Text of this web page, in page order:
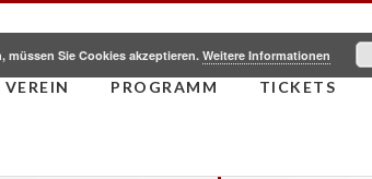
VEREIN PROGRAMM TICKETS
Sie Cookies akzeptieren. Weitere Informationen